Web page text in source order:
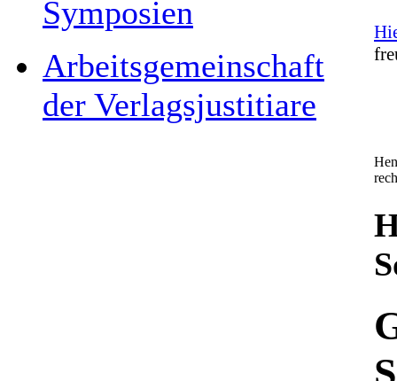
Symposien
Arbeitsgemeinschaft
der Verlagsjustitiare